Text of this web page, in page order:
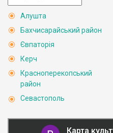
Алушта
Бахчисарайський район
Євпаторія
Керч
Красноперекопський
район
Севастополь